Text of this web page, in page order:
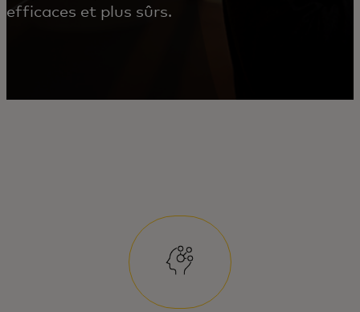
efficaces et plus sûrs.